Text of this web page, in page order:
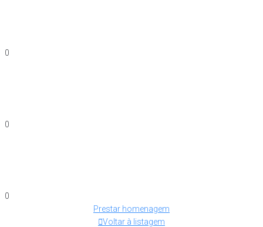
0
0
0
Prestar homenagem
Voltar à listagem